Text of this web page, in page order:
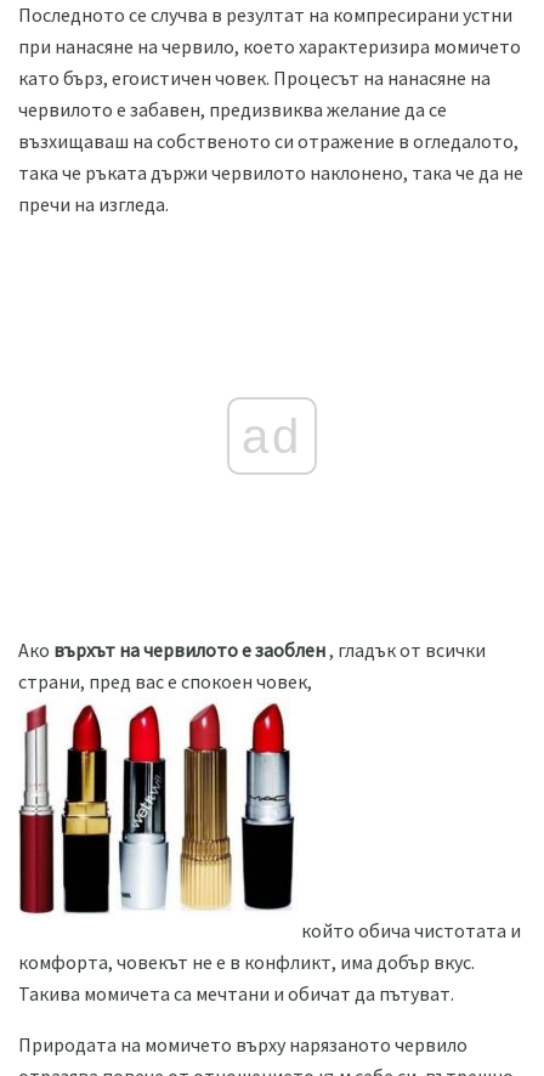
Последното се случва в резултат на компресирани устни
при нанасяне на червило, което характеризира момичето
като бърз, егоистичен човек. Процесът на нанасяне на
червилото е забавен, предизвиква желание да се
възхищаваш на собственото си отражение в огледалото,
така че ръката държи червилото наклонено, така че да не
пречи на изгледа.
ad
Ако върхът на червилото е заоблен, гладък от всички
страни, пред вас е спокоен човек,
който обича чистотата и
комфорта, човекът не е в конфликт, има добър вкус.
Такива момичета са мечтани и обичат да пътуват.
Природата на момичето върху нарязаното червило